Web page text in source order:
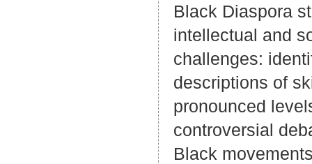
Black Diaspora
intellectual and
challenges:
descriptions of
pronounced
controversial
Black